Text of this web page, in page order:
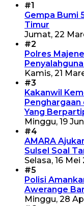
#1
Gempa Bumi
Timur
Jumat, 22
#2
Polres
Kamis, 21
#3
Kakanwil
Penghargaan
Yang
Minggu, 19
#4
AMARA
Sulsel Soal
Selasa, 16 Mei
#5
Polisi
Awerange
Minggu, 28